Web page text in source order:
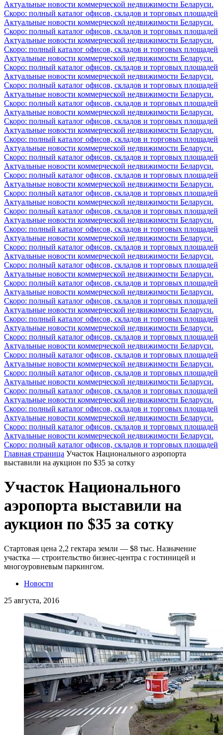
Актуальные новости коммерческой недвижимости Беларуси.
Скоро: полный каталог офисов, складов и торговых площадей
Актуальные новости коммерческой недвижимости Беларуси.
Скоро: полный каталог офисов, складов и торговых площадей
Актуальные новости коммерческой недвижимости Беларуси.
Скоро: полный каталог офисов, складов и торговых площадей
Актуальные новости коммерческой недвижимости Беларуси.
Скоро: полный каталог офисов, складов и торговых площадей
Актуальные новости коммерческой недвижимости Беларуси.
Скоро: полный каталог офисов, складов и торговых площадей
Актуальные новости коммерческой недвижимости Беларуси.
Скоро: полный каталог офисов, складов и торговых площадей
Актуальные новости коммерческой недвижимости Беларуси.
Скоро: полный каталог офисов, складов и торговых площадей
Актуальные новости коммерческой недвижимости Беларуси.
Скоро: полный каталог офисов, складов и торговых площадей
Актуальные новости коммерческой недвижимости Беларуси.
Скоро: полный каталог офисов, складов и торговых площадей
Актуальные новости коммерческой недвижимости Беларуси.
Скоро: полный каталог офисов, складов и торговых площадей
Актуальные новости коммерческой недвижимости Беларуси.
Скоро: полный каталог офисов, складов и торговых площадей
Актуальные новости коммерческой недвижимости Беларуси.
Скоро: полный каталог офисов, складов и торговых площадей
Актуальные новости коммерческой недвижимости Беларуси.
Скоро: полный каталог офисов, складов и торговых площадей
Актуальные новости коммерческой недвижимости Беларуси.
Скоро: полный каталог офисов, складов и торговых площадей
Актуальные новости коммерческой недвижимости Беларуси.
Скоро: полный каталог офисов, складов и торговых площадей
Актуальные новости коммерческой недвижимости Беларуси.
Скоро: полный каталог офисов, складов и торговых площадей
Актуальные новости коммерческой недвижимости Беларуси.
Скоро: полный каталог офисов, складов и торговых площадей
Актуальные новости коммерческой недвижимости Беларуси.
Скоро: полный каталог офисов, складов и торговых площадей
Актуальные новости коммерческой недвижимости Беларуси.
Скоро: полный каталог офисов, складов и торговых площадей
Актуальные новости коммерческой недвижимости Беларуси.
Скоро: полный каталог офисов, складов и торговых площадей
Актуальные новости коммерческой недвижимости Беларуси.
Скоро: полный каталог офисов, складов и торговых площадей
Актуальные новости коммерческой недвижимости Беларуси.
Скоро: полный каталог офисов, складов и торговых площадей
Актуальные новости коммерческой недвижимости Беларуси.
Скоро: полный каталог офисов, складов и торговых площадей
Актуальные новости коммерческой недвижимости Беларуси.
Скоро: полный каталог офисов, складов и торговых площадей
Актуальные новости коммерческой недвижимости Беларуси.
Скоро: полный каталог офисов, складов и торговых площадей
Главная страница Участок Национального аэропорта
выставили на аукцион по $35 за сотку
Участок Национального
аэропорта выставили на
аукцион по $35 за сотку
Стартовая цена 2,2 гектара земли — $8 тыс. Назначение
участка — строительство бизнес-центра с гостиницей и
многоуровневым паркингом.
Новости
25 августа, 2016